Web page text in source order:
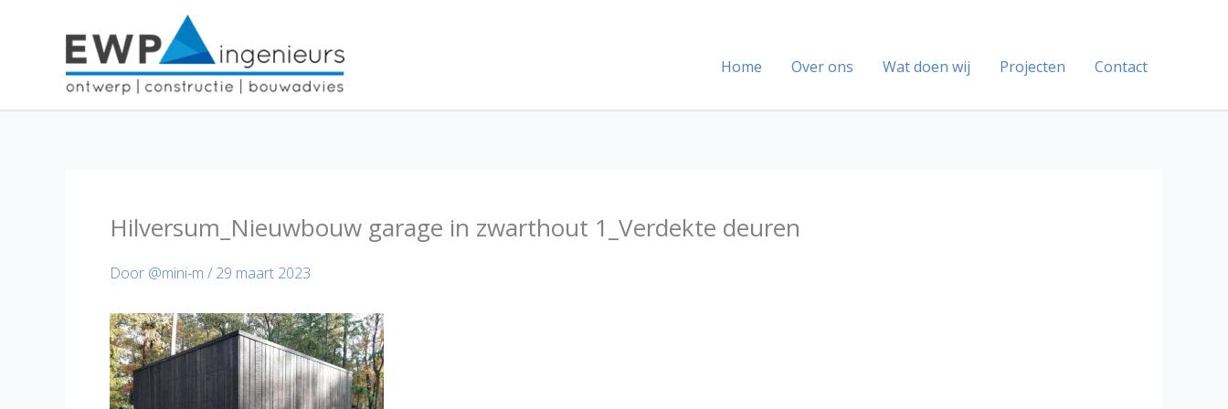
Home Over ons Wat doen wij Projecten Contact
Hilversum_Nieuwbouw garage in zwarthout 1_Verdekte deuren
Door @mini-m / 29 maart 2023